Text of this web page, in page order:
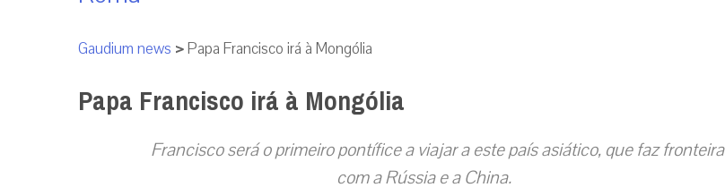
Gaudium news >Papa Francisco irá à Mongólia
Papa Francisco irá à Mongólia
Francisco será o primeiro pontífice a viajar a este país asiático, que faz fronteira
com a Rússia e a China.